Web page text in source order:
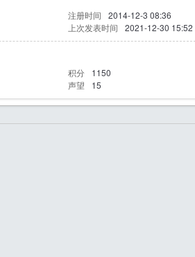
注册时间 2014-12-3 08:36
上次发表时间 2021-12-30 15:52
积分 1150
声望 15